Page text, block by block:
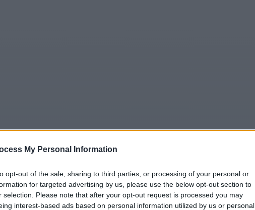
My Personal Information
opt-out of the sale, sharing to third parties, or processing of your personal or
for targeted advertising by us, please use the below opt-out section to
selection. Please note that after your opt-out request is processed you may
interest-based ads based on personal information utilized by us or personal
Tipps Sender Merkzettel